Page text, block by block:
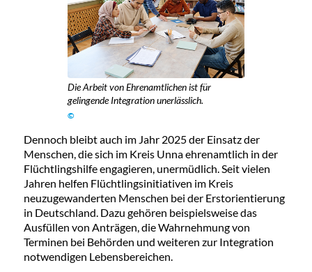
Die Arbeit von Ehrenamtlichen ist für
gelingende Integration unerlässlich.
©
Dennoch bleibt auch im Jahr 2025 der Einsatz der
Menschen, die sich im Kreis Unna ehrenamtlich in der
Flüchtlingshilfe engagieren, unermüdlich. Seit vielen
Jahren helfen Flüchtlingsinitiativen im Kreis
neuzugewanderten Menschen bei der Erstorientierung
in Deutschland. Dazu gehören beispielsweise das
Ausfüllen von Anträgen, die Wahrnehmung von
Terminen bei Behörden und weiteren zur Integration
notwendigen Lebensbereichen.